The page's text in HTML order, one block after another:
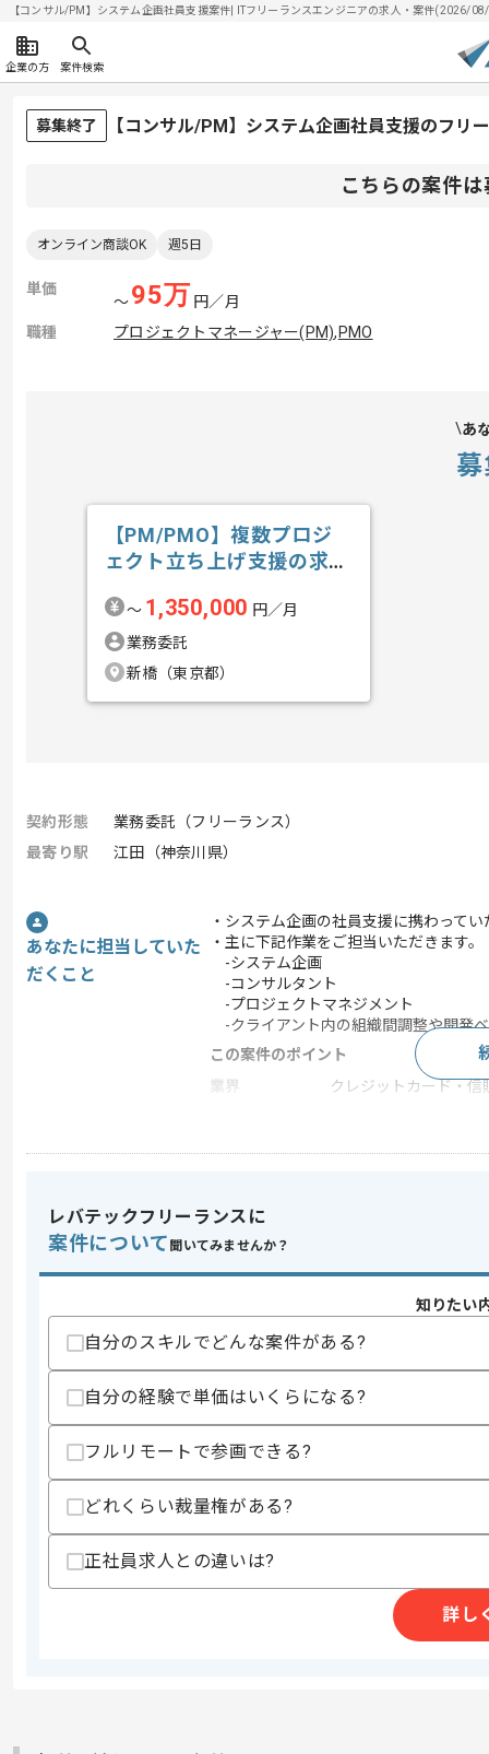
【コンサル/PM】システム企画社員支援案件| ITフリーランスエンジニアの求人・案件(2026/
企業の方 案件検索
募集終了 【コンサル/PM】システム企画社員支援のフリ
こちらの案件
オンライン商談OK 週5日
単価
〜95万 円／月
職種
プロジェクトマネージャー(PM), PMO
あ
【PM/PMO】複数プロジ
ェクト立ち上げ支援の求
〜 1,350,000 円／月
業務委託
新橋（東京都）
契約形態
業務委託（フリーランス）
最寄り駅
江田（神奈川県）
あなたに担当していた
だくこと
・システム企画の社員支援に携わって
・主に下記作業をご担当いただきます。
-システム企画
-コンサルタント
-プロジェクトマネジメント
-クライアント内の組織間調整や開発
この案件のポイント
業界
クレジットカード・信
特徴
20代活躍中 , 30代活躍
求めるスキル
スキルに不安がある方へ
上記に似た経験やスキルをお持ちであれば申
その他募集要項
商談回数
募集人数
2人
作業開始日
レバテックでの実績がある企業の案件
レバテックフリーランスに
案件について 聞いてみませんか？
知りたい
自分のスキルでどんな案件がある?
自分の経験で単価はいくらになる?
フルリモートで参画できる?
どれくらい裁量権がある?
正社員求人との違いは?
詳し